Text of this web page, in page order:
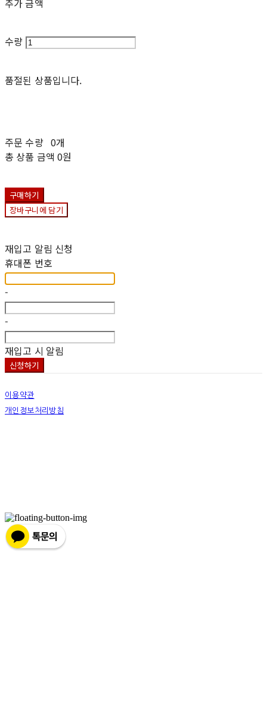
추가 금액
수량
품절된 상품입니다.
주문 수량 0개
총 상품 금액 0원
구매하기
장바구니에 담기
재입고 알림 신청
휴대폰 번호
-
-
재입고 시 알림
신청하기
이용약관
개인정보처리방침